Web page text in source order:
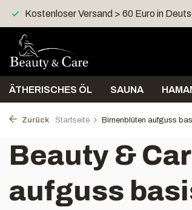
> 60 Euro in Deutschland Versand
ÄTHERISCHES ÖL SAUNA
Zurück Startseite Birnenblüten aufguss
Beauty &
aufguss